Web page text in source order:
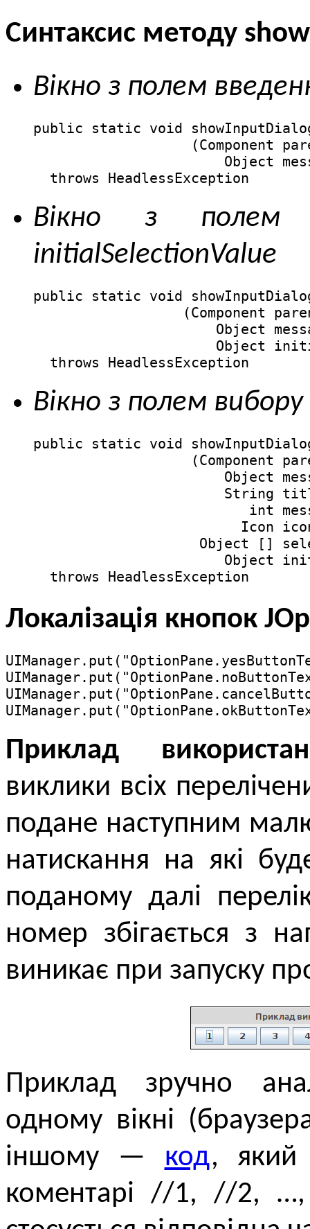
Синтаксис методу
Вікно з полем
public static void
(Component
Object
  throws HeadlessException
Вікно з полем
initialSelectionValue
public static void
(Component
Object
Object
  throws HeadlessException
Вікно з полем вибору
public static void
(Component
Object
String
int
Icon
Object []
Object
  throws HeadlessException
Локалізація кнопок
Приклад
виклики всіх
подане наступним
натискання на які
поданому далі
номер збігається з
виникає при запуску
Приклад зручно
одному вікні
іншому — код, який
коментарі //1, //2, …,